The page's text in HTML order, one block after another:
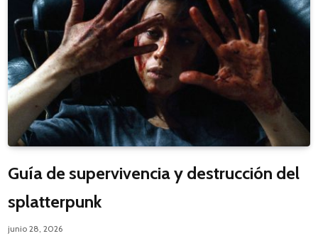
Guía de supervivencia y destrucción del
splatterpunk
junio 28, 2026